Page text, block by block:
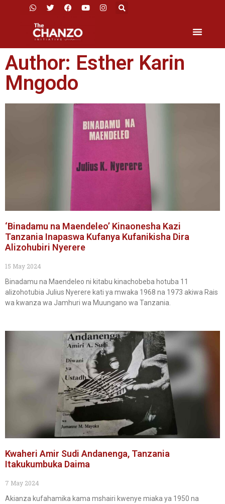
Author: Esther Karin
Mngodo
‘Binadamu na Maendeleo’ Kinaonesha Kazi
Tanzania Inapaswa Kufanya Kufanikisha Dira
Alizohubiri Nyerere
15 May 2024
Binadamu na Maendeleo ni kitabu kinachobeba hotuba 11
alizohotubia Julius Nyerere kati ya mwaka 1968 na 1973 akiwa Rais
wa kwanza wa Jamhuri wa Muungano wa Tanzania.
Kwaheri Amir Sudi Andanenga, Tanzania
Itakukumbuka Daima
7 May 2024
Akianza kufahamika kama mshairi kwenye miaka ya 1950 na